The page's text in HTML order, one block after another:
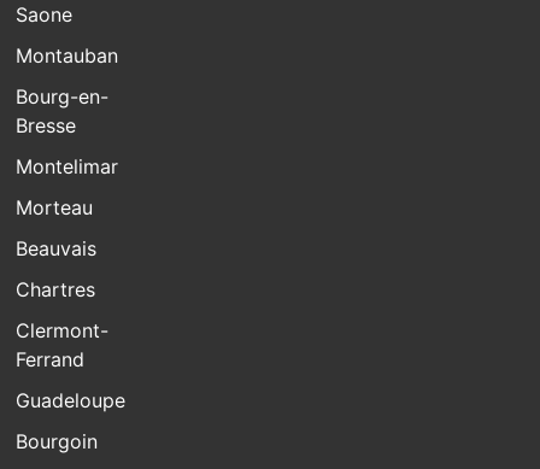
Saone
Montauban
Bourg-en-
Bresse
Montelimar
Morteau
Beauvais
Chartres
Clermont-
Ferrand
Guadeloupe
Bourgoin